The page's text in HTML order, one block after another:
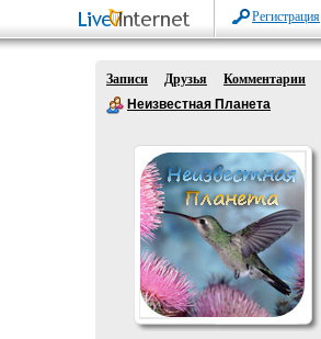
Регистрация
Записи Друзья
Комментарии
Неизвестная Планета